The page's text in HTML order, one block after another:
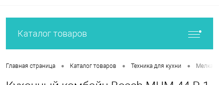
Каталог товаров
Главная страница • Каталог товаров • Техника для кухни • Мелкая